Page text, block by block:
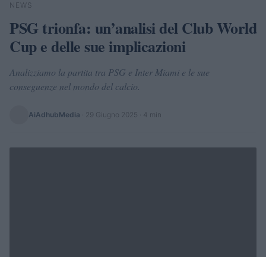
Cerca
NEWS
PSG trionfa: un’analisi del Club World
Cup e delle sue implicazioni
Analizziamo la partita tra PSG e Inter Miami e le sue
conseguenze nel mondo del calcio.
AiAdhubMedia 29 Giugno 2025 · 4 min